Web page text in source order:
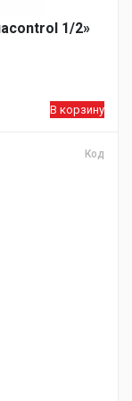
1/2»
В корзину
Код